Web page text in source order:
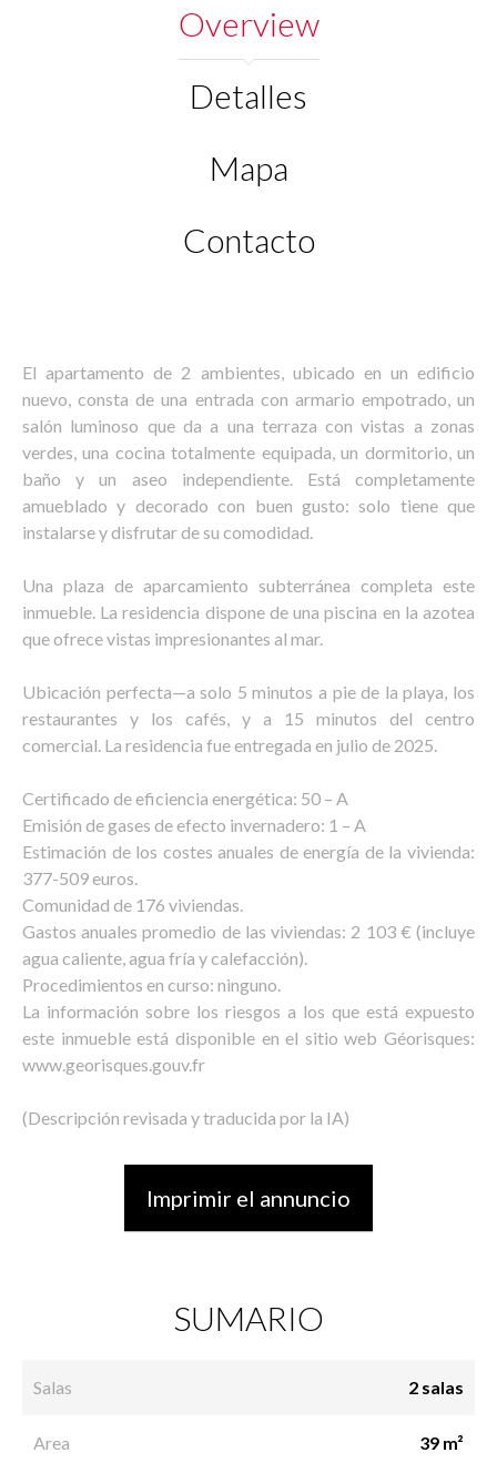
Overview
Detalles
Mapa
Contacto
El apartamento de 2 ambientes, ubicado en un edificio
nuevo, consta de una entrada con armario empotrado, un
salón luminoso que da a una terraza con vistas a zonas
verdes, una cocina totalmente equipada, un dormitorio, un
baño y un aseo independiente. Está completamente
amueblado y decorado con buen gusto: solo tiene que
instalarse y disfrutar de su comodidad.
Una plaza de aparcamiento subterránea completa este
inmueble. La residencia dispone de una piscina en la azotea
que ofrece vistas impresionantes al mar.
Ubicación perfecta—a solo 5 minutos a pie de la playa, los
restaurantes y los cafés, y a 15 minutos del centro
comercial. La residencia fue entregada en julio de 2025.
Certificado de eficiencia energética: 50 – A
Emisión de gases de efecto invernadero: 1 – A
Estimación de los costes anuales de energía de la vivienda:
377-509 euros.
Comunidad de 176 viviendas.
Gastos anuales promedio de las viviendas: 2 103 € (incluye
agua caliente, agua fría y calefacción).
Procedimientos en curso: ninguno.
La información sobre los riesgos a los que está expuesto
este inmueble está disponible en el sitio web Géorisques:
www.georisques.gouv.fr
(Descripción revisada y traducida por la IA)
Imprimir el annuncio
SUMARIO
Salas 2 salas
Area 39 m²